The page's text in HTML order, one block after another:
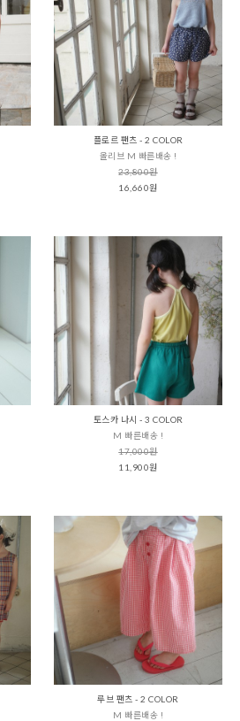
플로르 팬츠 - 2 COLOR
올리브 M 빠른배송 !
23,800원
16,660원
토스카 나시 - 3 COLOR
M 빠른배송 !
17,000원
11,900원
루브 팬츠 - 2 COLOR
M 빠른배송 !